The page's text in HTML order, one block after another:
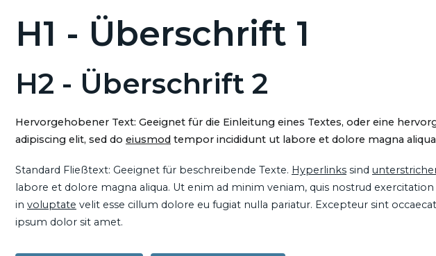
H1 - Überschrift 1
H2 - Überschrift 2
Hervorgehobener Text: Geeignet für die Einleitung eines Textes, oder eine
adipiscing elit, sed do eiusmod tempor incididunt ut labore et dolore magna
Standard Fließtext: Geeignet für beschreibende Texte. Hyperlinks sind
labore et dolore magna aliqua. Ut enim ad minim veniam, quis nostrud
in voluptate velit esse cillum dolore eu fugiat nulla pariatur. Excepteur sint
ipsum dolor sit amet.